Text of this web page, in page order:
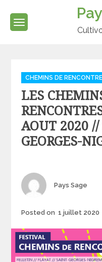
content
Categories
CHEMINS DE
LES
AOUT 2020
GEORGES-
Author
Pays Sage
Posted on 1 juillet 2020